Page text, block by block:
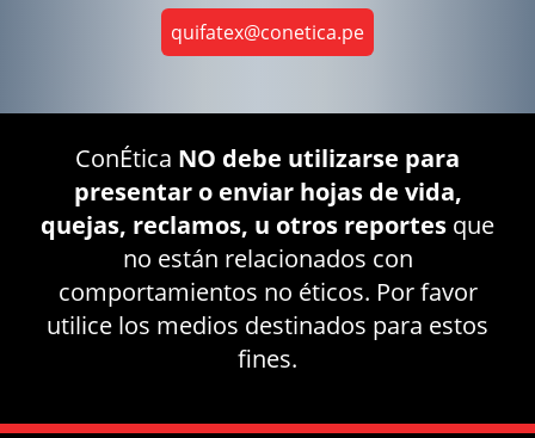
quifatex@conetica.pe
ConÉtica NO debe utilizarse para
presentar o enviar hojas de vida,
quejas, reclamos, u otros reportes que
no están relacionados con
comportamientos no éticos. Por favor
utilice los medios destinados para estos
fines.